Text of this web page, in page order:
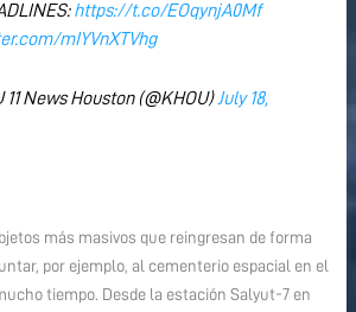
https://t.co/EOqynjA0Mf
mIYVnXTVhg
11 News Houston (@KHOU) July 18,
más masivos que reingresan de forma
por ejemplo, al cementerio espacial en el
tiempo. Desde la estación Salyut-7 en